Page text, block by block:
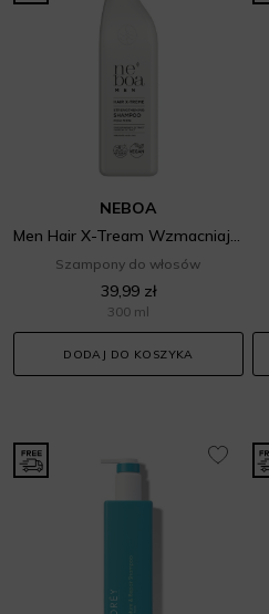
NEBOA
Men Hair X-Tream Wzmacniający szampon dla mężczyzn
Szampony do włosów
39,99 zł
300 ml
DODAJ DO KOSZYKA